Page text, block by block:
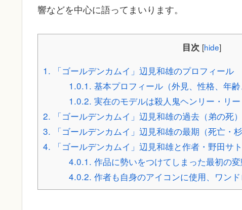
響などを中心に語ってまいります。
目次 [hide]
1. 「ゴールデンカムイ」辺見和雄のプロフィール
1.0.1. 基本プロフィール（外見、性格、年齢
1.0.2. 実在のモデルは殺人鬼ヘンリー・リ
2. 「ゴールデンカムイ」辺見和雄の過去（弟の死）
3. 「ゴールデンカムイ」辺見和雄の最期（死亡・
4. 「ゴールデンカムイ」辺見和雄と作者・野田サ
4.0.1. 作品に勢いをつけてしまった最初の
4.0.2. 作者も自身のアイコンに使用、ワン